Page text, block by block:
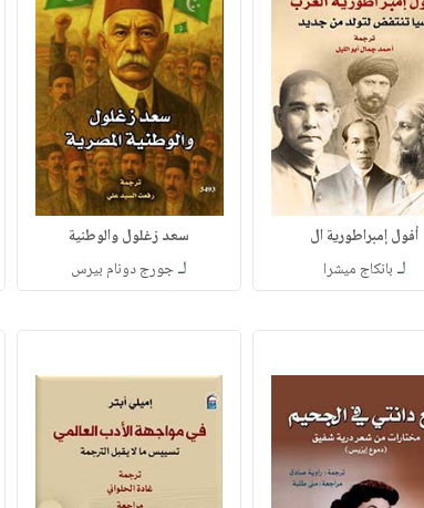
أفول إمبراطورية ال
لـ بانكاج ميشرا
سعد زغلول والوطنية
لـجورج دونام بيرس